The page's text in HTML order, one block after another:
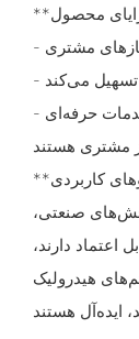
مشتری
می‌کند
- پشتیبانی توسط تکنسین‌های ماهر، کارشناسان تحقیق و توسعه و تیم‌های فروش و خدمات حرفه‌ای
مشتری هستند
صنعتی،
اعتماد دارند،
هیدرولیک